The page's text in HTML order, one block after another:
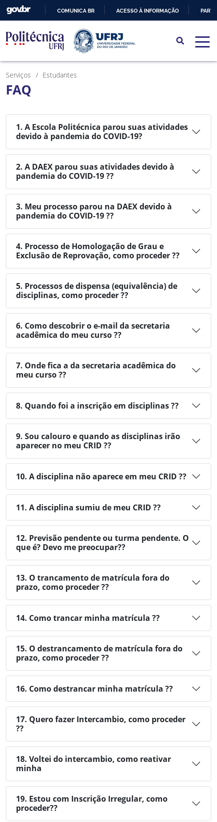
PARA
O
CONTEÚDO
COMUNICA BR ACESSO À INFORMAÇÃO
Serviços Estudantes
FAQ
1. A Escola Politécnica parou suas atividades
devido à pandemia do COVID-19?
2. A DAEX parou suas atividades devido à
pandemia do COVID-19 ??
3. Meu processo parou na DAEX devido à
pandemia do COVID-19 ??
4. Processo de Homologação de Grau e
Exclusão de Reprovação, como proceder ??
5. Processos de dispensa (equivalência) de
disciplinas, como proceder ??
6. Como descobrir o e-mail da secretaria
acadêmica do meu curso ??
7. Onde fica a da secretaria acadêmica do
meu curso ??
8. Quando foi a inscrição em disciplinas ??
9. Sou calouro e quando as disciplinas irão
aparecer no meu CRID ??
10. A disciplina não aparece em meu CRID ??
11. A disciplina sumiu de meu CRID ??
12. Previsão pendente ou turma pendente. O
que é? Devo me preocupar??
13. O trancamento de matrícula fora do
prazo, como proceder ??
14. Como trancar minha matrícula ??
15. O destrancamento de matrícula fora do
prazo, como proceder ??
16. Como destrancar minha matrícula ??
17. Quero fazer Intercambio, como proceder
??
18. Voltei do intercambio, como reativar
minha
19. Estou com Inscrição Irregular, como
proceder??